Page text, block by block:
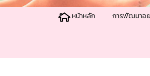
หน้าหลัก การพัฒนาอ